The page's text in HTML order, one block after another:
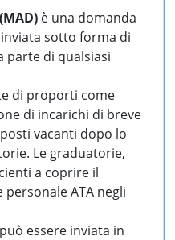
è una domanda
sotto forma di
parte di qualsiasi
di proporti come
di incarichi di breve
vacanti dopo lo
Le graduatorie,
a coprire il
ATA negli
può essere inviata in